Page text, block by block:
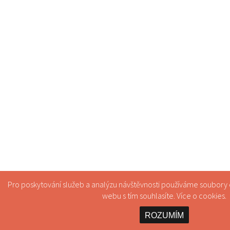
Pro poskytování služeb a analýzu návštěvnosti používáme
webu s tím souhlasíte. Více o cookies.
ROZUMÍM